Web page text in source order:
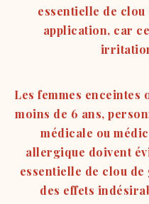
essentielle de
application, car
Les femmes enceintes
moins de 6 ans,
médicale ou
allergique doivent
essentielle de clou
des effets